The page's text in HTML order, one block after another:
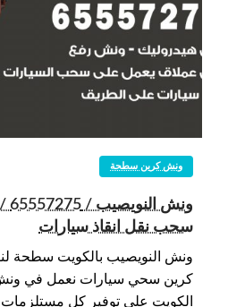
ونش كرين سطحة
سحب نقل انقاذ سيارات
ونش النويصيب بالكويت سطحة
كرين سحي سيارات نعمل في
الكويت على توفير كل مستلزمات